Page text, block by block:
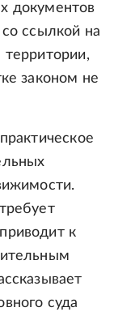
документов
ссылкой на
территории,
законом не
к
суда